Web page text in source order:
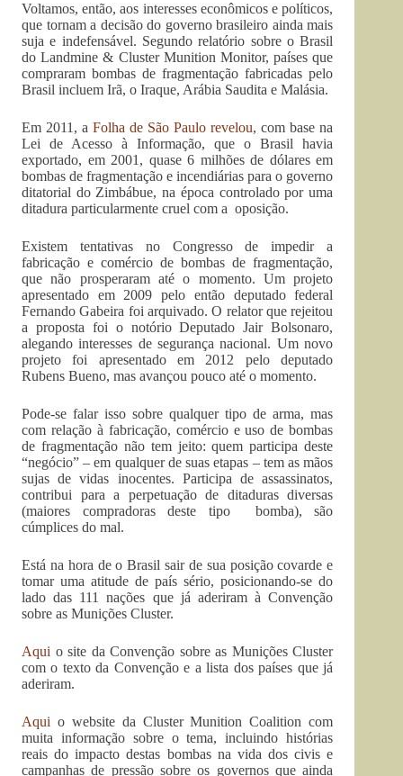
Voltamos, então, aos interesses econômicos e políticos,
que tornam a decisão do governo brasileiro ainda mais
suja e indefensável. Segundo relatório sobre o Brasil
do Landmine & Cluster Munition Monitor, países que
compraram bombas de fragmentação fabricadas pelo
Brasil incluem Irã, o Iraque, Arábia Saudita e Malásia.
Em 2011, aFolha de São Paulo revelou, com base na
Lei de Acesso à Informação, que o Brasil havia
exportado, em 2001, quase 6 milhões de dólares em
bombas de fragmentação e incendiárias para o governo
ditatorial do Zimbábue, na época controlado por uma
ditadura particularmente cruel com a oposição.
Existem tentativas no Congresso de impedir a
fabricação e comércio de bombas de fragmentação,
que não prosperaram até o momento. Um projeto
apresentado em 2009 pelo então deputado federal
Fernando Gabeira foi arquivado. O relator que rejeitou
a proposta foi o notório Deputado Jair Bolsonaro,
alegando interesses de segurança nacional. Um novo
projeto foi apresentado em 2012 pelo deputado
Rubens Bueno, mas avançou pouco até o momento.
Pode-se falar isso sobre qualquer tipo de arma, mas
com relação à fabricação, comércio e uso de bombas
de fragmentação não tem jeito: quem participa deste
“negócio” – em qualquer de suas etapas – tem as mãos
sujas de vidas inocentes. Participa de assassinatos,
contribui para a perpetuação de ditaduras diversas
(maiores compradoras deste tipo bomba), são
cúmplices do mal.
Está na hora de o Brasil sair de sua posição covarde e
tomar uma atitude de país sério, posicionando-se do
lado das 111 nações que já aderiram à Convenção
sobre as Munições Cluster.
Aqui o site da Convenção sobre as Munições Cluster
com o texto da Convenção e a lista dos países que já
aderiram.
Aqui o website da Cluster Munition Coalition com
muita informação sobre o tema, incluindo histórias
reais do impacto destas bombas na vida dos civis e
campanhas de pressão sobre os governos que ainda